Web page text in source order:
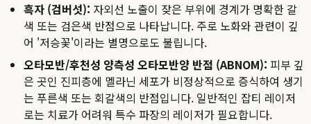
흑자 (검버섯): 자외선 노출이 잦은 부위에 경계가 명확한 갈
색 또는 검은색 반점으로 나타납니다. 주로 노화와 관련이 깊
어 '저승꽃'이라는 별명으로도 불립니다.
오타모반/후천성 양측성 오타모반양 반점 (ABNOM): 피부 깊
은 곳인 진피층에 멜라닌 세포가 비정상적으로 증식하여 생기
는 푸른색 또는 회갈색의 반점입니다. 일반적인 잡티 레이저
로는 치료가 어려워 특수 파장의 레이저가 필요합니다.